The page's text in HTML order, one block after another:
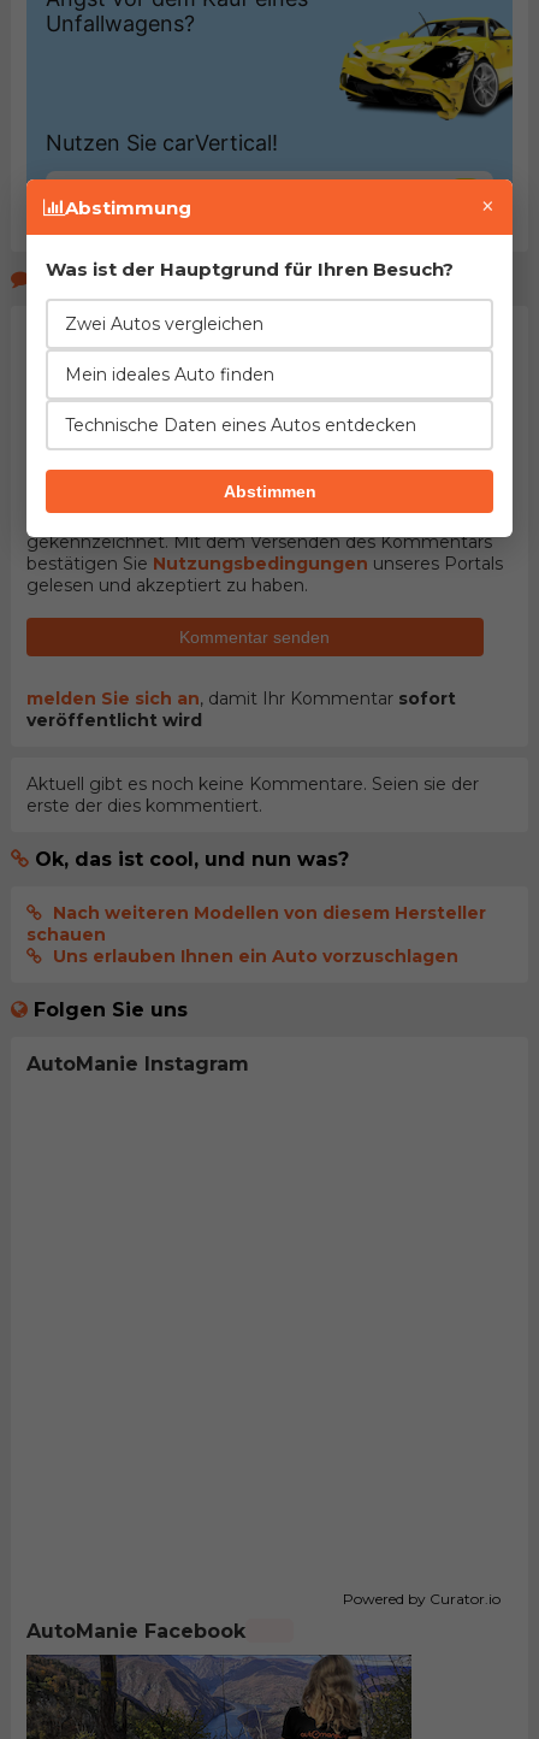
Kommentare der Seitenbeucher
HINWEIS:Pflichtfelder sind mit dem Stern (*)
gekennzeichnet. Mit dem Versenden des Kommentars
bestätigen Sie Nutzungsbedingungen unseres Portals
gelesen und akzeptiert zu haben.
Kommentar senden
melden Sie sich an, damit Ihr Kommentar sofort
veröffentlicht wird
Aktuell gibt es noch keine Kommentare. Seien sie der
erste der dies kommentiert.
Ok, das ist cool, und nun was?
Nach weiteren Modellen von diesem Hersteller
schauen
Uns erlauben Ihnen ein Auto vorzuschlagen
Folgen Sie uns
AutoManie Instagram
Powered by Curator.io
AutoManie Facebook
Abstimmung ×
Was ist der Hauptgrund für Ihren Besuch?
Zwei Autos vergleichen
Mein ideales Auto finden
Technische Daten eines Autos entdecken
Abstimmen